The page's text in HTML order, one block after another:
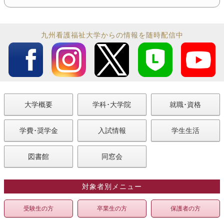
九州看護福祉大学からの情報を随時配信中
大学概要 学科･大学院 就職･資格
学費･奨学金 入試情報 学生生活
図書館 同窓会
対象者別メニュー
受験生の方 卒業生の方 保護者の方